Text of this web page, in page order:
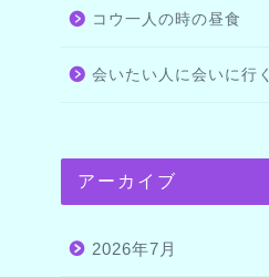
コウ一人の時の昼食
会いたい人に会いに行く
アーカイブ
2026年7月